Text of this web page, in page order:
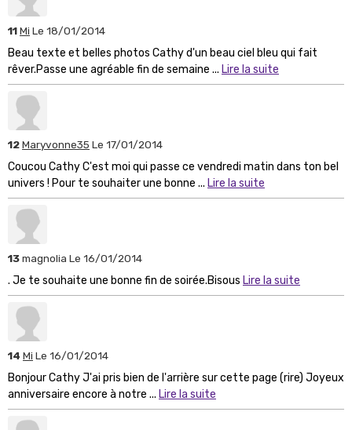
11Mi Le 18/01/2014
Beau texte et belles photos Cathy d'un beau ciel bleu qui fait
rêver.Passe une agréable fin de semaine ... Lire la suite
12Maryvonne35 Le 17/01/2014
Coucou Cathy C'est moi qui passe ce vendredi matin dans ton bel
univers ! Pour te souhaiter une bonne ... Lire la suite
13magnolia Le 16/01/2014
. Je te souhaite une bonne fin de soirée.Bisous Lire la suite
14 Mi Le 16/01/2014
Bonjour Cathy J'ai pris bien de l'arrière sur cette page (rire) Joyeux
anniversaire encore à notre ... Lire la suite